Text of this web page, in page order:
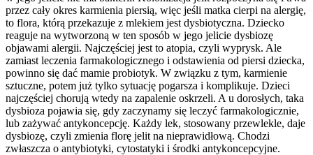
przez cały okres karmienia piersią, więc jeśli matka cierpi na alergię,
to flora, którą przekazuje z mlekiem jest dysbiotyczna. Dziecko
reaguje na wytworzoną w ten sposób w jego jelicie dysbiozę
objawami alergii. Najczęściej jest to atopia, czyli wyprysk. Ale
zamiast leczenia farmakologicznego i odstawienia od piersi dziecka,
powinno się dać mamie probiotyk. W związku z tym, karmienie
sztuczne, potem już tylko sytuację pogarsza i komplikuje. Dzieci
najczęściej chorują wtedy na zapalenie oskrzeli. A u dorosłych, taka
dysbioza pojawia się, gdy zaczynamy się leczyć farmakologicznie,
lub zażywać antykoncepcję. Każdy lek, stosowany przewlekle, daje
dysbiozę, czyli zmienia florę jelit na nieprawidłową. Chodzi
zwłaszcza o antybiotyki, cytostatyki i środki antykoncepcyjne.